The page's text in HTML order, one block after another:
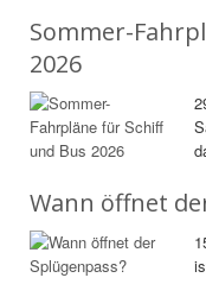
Sommer-
2026
Wann öffnet